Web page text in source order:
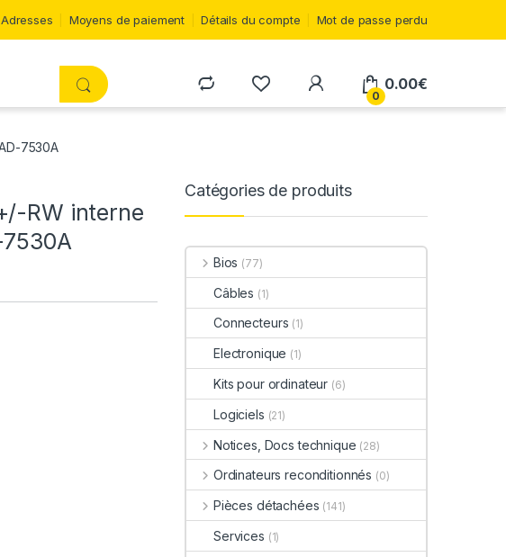
Adresses Moyens de paiement Détails du compte Mot de passe perdu
0
0.00€
7530A
RW interne
Catégories de produits
Bios (77)
Câbles (1)
Connecteurs (1)
Electronique (1)
Kits pour ordinateur (6)
Logiciels (21)
Notices, Docs technique (28)
Ordinateurs reconditionnés (0)
Pièces détachées (141)
Services (1)